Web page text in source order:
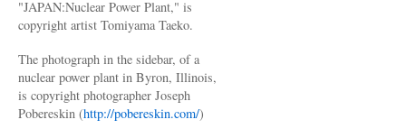
"JAPAN:Nuclear Power Plant," is
copyright artist Tomiyama Taeko.
The photograph in the sidebar, of a
nuclear power plant in Byron, Illinois,
is copyright photographer Joseph
Pobereskin (http://pobereskin.com/)